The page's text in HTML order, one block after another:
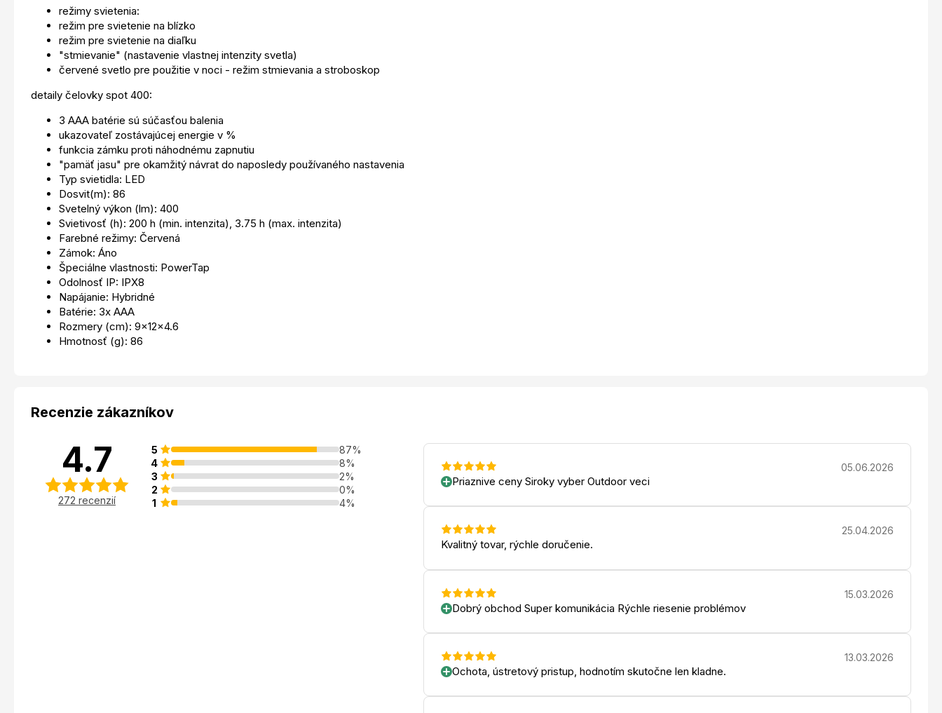
režimy svietenia:
režim pre svietenie na blízko
režim pre svietenie na diaľku
"stmievanie" (nastavenie vlastnej intenzity svetla)
červené svetlo pre použitie v noci - režim stmievania a stroboskop
detaily čelovky spot 400:
3 AAA batérie sú súčasťou balenia
ukazovateľ zostávajúcej energie v %
funkcia zámku proti náhodnému zapnutiu
"pamäť jasu" pre okamžitý návrat do naposledy používaného nastavenia
Typ svietidla: LED
Dosvit(m): 86
Svetelný výkon (lm): 400
Svietivosť (h): 200 h (min. intenzita), 3.75 h (max. intenzita)
Farebné režimy: Červená
Zámok: Áno
Špeciálne vlastnosti: PowerTap
Odolnosť IP: IPX8
Napájanie: Hybridné
Batérie: 3x AAA
Rozmery (cm): 9x12x4.6
Hmotnosť (g): 86
Recenzie zákazníkov
4.7
272 recenzií
5
87%
4
8%
3
2%
2
0%
1
4%
05.06.2026
Priaznive ceny Siroky vyber Outdoor veci
25.04.2026
Kvalitný tovar, rýchle doručenie.
15.03.2026
Dobrý obchod Super komunikácia Rýchle riesenie problémov
13.03.2026
Ochota, ústretový pristup, hodnotím skutočne len kladne.